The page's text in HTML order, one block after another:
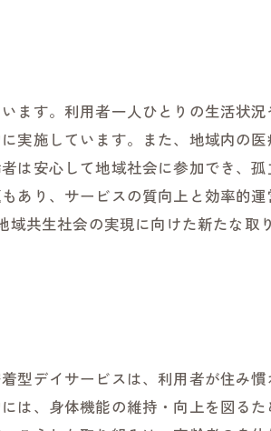
ます。利用者一人ひとりの生活状況
実施しています。また、地域内の医
は安心して地域社会に参加でき、孤
あり、サービスの質向上と効率的運
共生社会の実現に向けた新たな取
型デイサービスは、利用者が住み
は、身体機能の維持・向上を図るた